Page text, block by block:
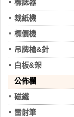
標誌器
裁紙機
標價機
吊牌槍&針
白板&架
公佈欄
磁鐵
雷射筆